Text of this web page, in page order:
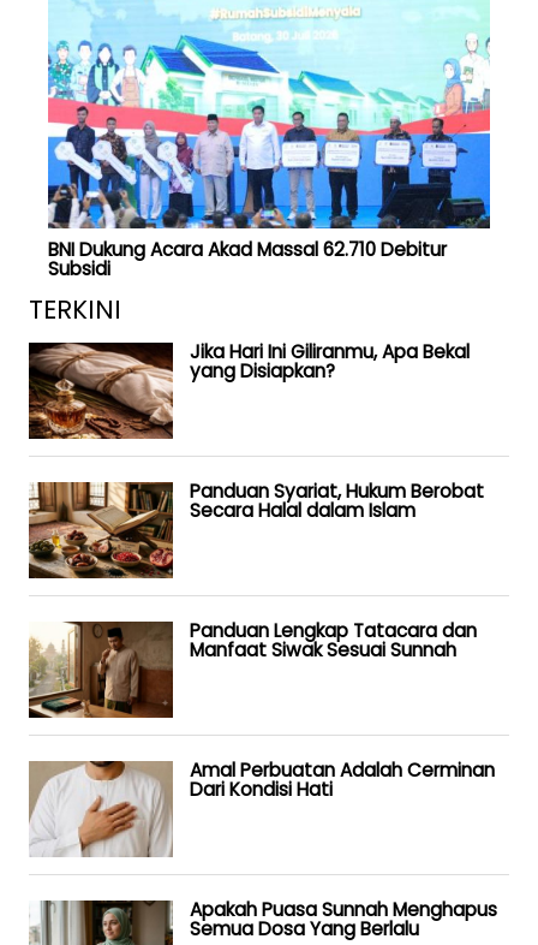
BNI Dukung Acara Akad Massal 62.710 Debitur
Subsidi
TERKINI
Jika Hari Ini Giliranmu, Apa Bekal
yang Disiapkan?
Panduan Syariat, Hukum Berobat
Secara Halal dalam Islam
Panduan Lengkap Tatacara dan
Manfaat Siwak Sesuai Sunnah
Amal Perbuatan Adalah Cerminan
Dari Kondisi Hati
Apakah Puasa Sunnah Menghapus
Semua Dosa Yang Berlalu